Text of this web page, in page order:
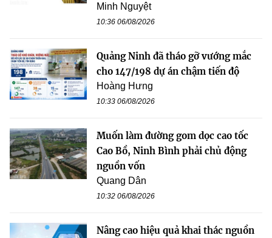
Minh Nguyệt
10:36 06/08/2026
Quảng Ninh đã tháo gỡ vướng mắc
cho 147/198 dự án chậm tiến độ
Hoàng Hưng
10:33 06/08/2026
Muốn làm đường gom dọc cao tốc
Cao Bồ, Ninh Bình phải chủ động
nguồn vốn
Quang Dân
10:32 06/08/2026
Nâng cao hiệu quả khai thác nguồn